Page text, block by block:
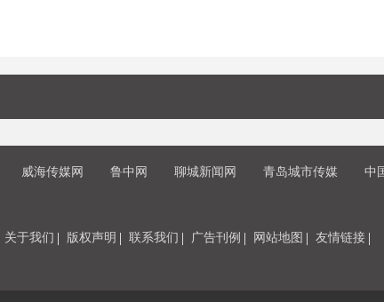
威海传媒网 鲁中网 聊城新闻网 青岛城市传媒 中
关于我们 版权声明 联系我们 广告刊例 网站地图 友情链接